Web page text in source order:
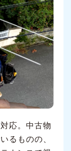
応。中古物
るものの、